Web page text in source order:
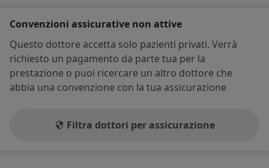
Convenzioni assicurative non attive
Questo dottore accetta solo pazienti privati. Verrà
richiesto un pagamento da parte tua per la
prestazione o puoi ricercare un altro dottore che
abbia una convenzione con la tua assicurazione
Filtra dottori per assicurazione